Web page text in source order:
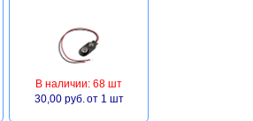
В наличии: 68 шт
30,00 руб. от 1 шт